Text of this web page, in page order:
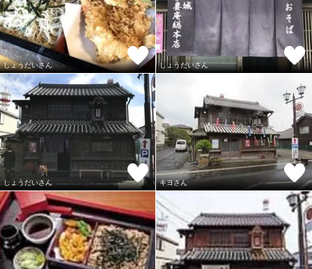
しょうだいさん しょうだいさん
しょうだいさん キヨさん